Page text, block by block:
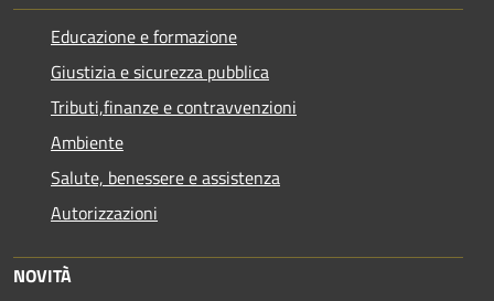
Educazione e formazione
Giustizia e sicurezza pubblica
Tributi,finanze e contravvenzioni
Ambiente
Salute, benessere e assistenza
Autorizzazioni
NOVITÀ